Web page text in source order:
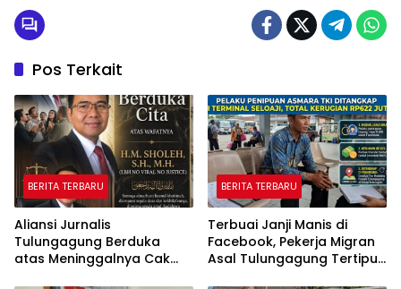
Pos Terkait
BERITA TERBARU
Aliansi Jurnalis
Tulungagung Berduka
atas Meninggalnya Cak
BERITA TERBARU
Terbuai Janji Manis di
Facebook, Pekerja Migran
Asal Tulungagung Tertipu